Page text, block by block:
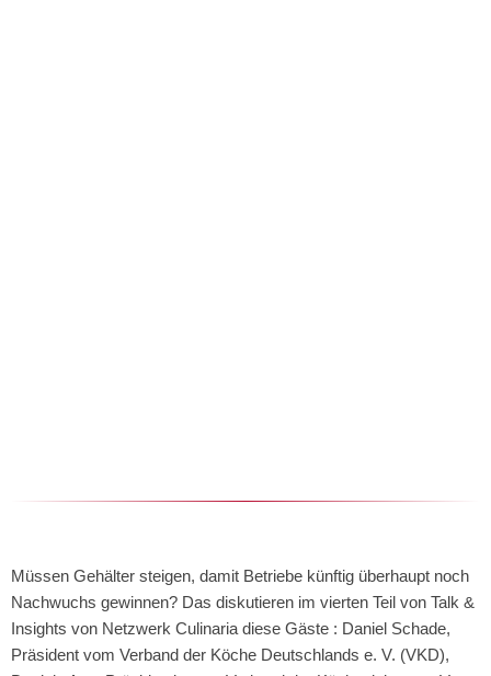
Müssen Gehälter steigen, damit Betriebe künftig überhaupt noch
Nachwuchs gewinnen? Das diskutieren im vierten Teil von Talk &
Insights von Netzwerk Culinaria diese Gäste : Daniel Schade,
Präsident vom Verband der Köche Deutschlands e. V. (VKD),